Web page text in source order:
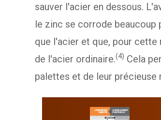
sauver l'acier en dessous.
le zinc se corrode beaucoup
que l'acier et que, pour cette
de l'acier ordinaire.(4) Cela
palettes et de leur précieuse